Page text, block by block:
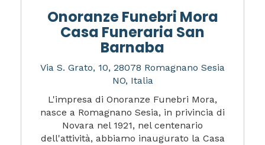
Onoranze Funebri Mora
Casa Funeraria San
Barnaba
Via S. Grato, 10, 28078 Romagnano Sesia
NO, Italia
L'impresa di Onoranze Funebri Mora,
nasce a Romagnano Sesia, in privincia di
Novara nel 1921, nel centenario
dell'attività, abbiamo inaugurato la Casa